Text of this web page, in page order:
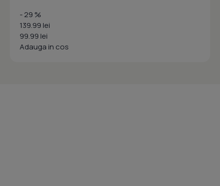
- 29 %
139.99 lei
99.99 lei
Adauga in cos